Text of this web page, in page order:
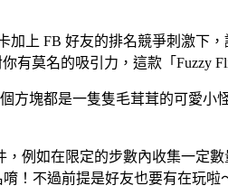
加上 FB 好友的排名競爭刺激下
有莫名的吸引力，這款「Fuzzy
方塊都是一隻隻毛茸茸的可愛小
例如在限定的步數內收集一定數
！不過前提是好友也要有在玩啦